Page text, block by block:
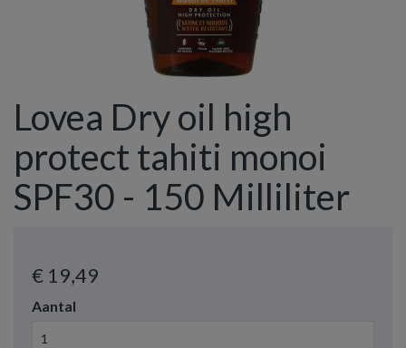
Lovea Dry oil high
protect tahiti monoi
SPF30 - 150 Milliliter
€ 19,49
Aantal